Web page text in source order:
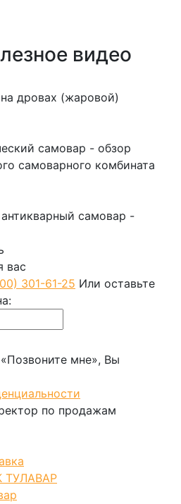
видео
дровах (жаровой)
самовар - обзор
самоварного комбината
самовар -
вас
301-61-25 Или оставьте
мне», Вы
по продажам
ТУЛАВАР